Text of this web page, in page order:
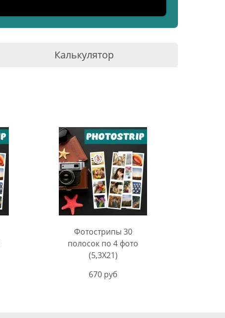
Калькулятор
Фотострипы 30
полосок по 4 фото
(5,3Х21)
670 руб